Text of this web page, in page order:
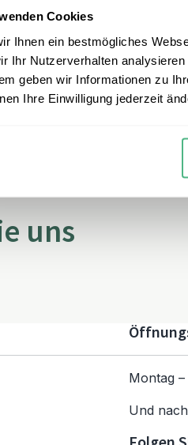
Cookies
Ihnen ein bestmögliches
Ihr Nutzerverhalten
geben wir Informationen zu
Ihre Einwilligung jederzeit
uns
Montag
Und